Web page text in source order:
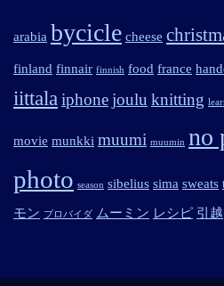
arabia bycicle cheese
finland finnair finnish food france
iittalaiphonejoulu knitting
movie munkki muumi muumin no
photo season sibelius sima sweats
モン プロバイダ ムーミン レシピ 引越